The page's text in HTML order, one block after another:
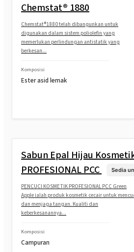
Chemstat® 1880
Chemstat®1880 telah dibangunkan untuk
digunakan dalam sistem poliolefin yang
memerlukan perlindungan antistatik yang
berkesan...
Komposisi
Ester asid lemak
Sabun Epal Hijau
PROFESIONAL PCC
Sedia
PENCUCI KOSMETIK PROFESIONAL PCC Green
Apple ialah produk kosmetik cecair untuk
dan menjaga tangan. Kualiti dan
keberkesanannya...
Komposisi
Campuran